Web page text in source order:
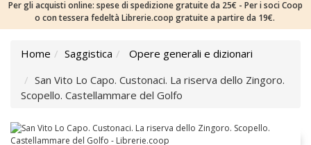
Per gli acquisti online: spese di spedizione gratuite da 25€ - Per i soci Coop
o con tessera fedeltà Librerie.coop gratuite a partire da 19€.
Home Saggistica
Opere generali e dizionari
San Vito Lo Capo. Custonaci. La riserva dello Zingoro.
Scopello. Castellammare del Golfo